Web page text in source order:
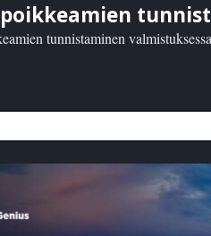
tunnistaminen